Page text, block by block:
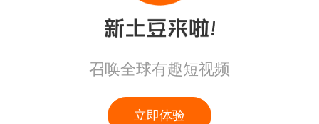
召唤全球有趣短视频
立即体验